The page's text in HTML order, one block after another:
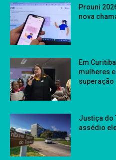
Prouni
nova
Em
mulheres
superação
Justiça do
assédio